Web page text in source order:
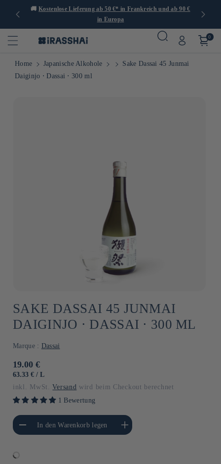
🚚Kostenlose Lieferung ab 50 €* in Frankreich und ab 90 €
in Europa
0
Home Japanische Alkohole
Sake Dassai 45 Junmai
Daiginjo ⋅ Dassai ⋅ 300 ml
SAKE DASSAI 45 JUNMAI
DAIGINJO ⋅ DASSAI ⋅ 300 ML
Marque : Dassai
Normaler
Preis
19.00 €
GRUNDPREIS
63.33 € / PRO
L
inkl. MwSt.Versand wird beim Checkout berechnet
1 Bewertung
die Menge für
TitleIn den Warenkorb legen
Erhöhe die Menge für Default
Title